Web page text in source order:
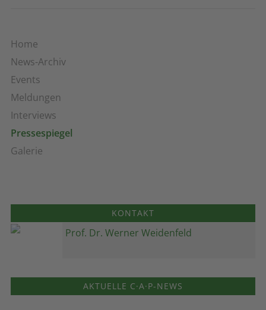
Home
News-Archiv
Events
Meldungen
Interviews
Pressespiegel
Galerie
KONTAKT
Prof. Dr. Werner Weidenfeld
AKTUELLE C·A·P-NEWS